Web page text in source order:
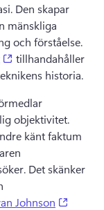
Den skapar
mänskliga
(opens in a new
tillhandahåller
historia.
känt faktum
Det skänker
Johnson